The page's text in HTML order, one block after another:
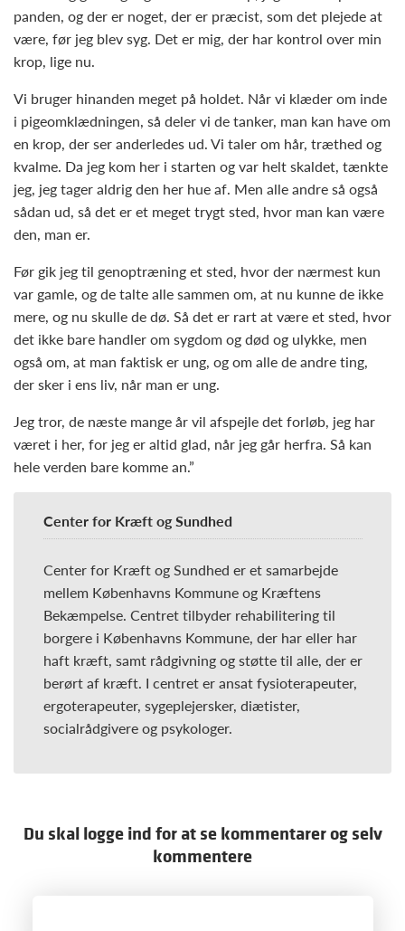
panden, og der er noget, der er præcist, som det plejede at
være, før jeg blev syg. Det er mig, der har kontrol over min
krop, lige nu.
Vi bruger hinanden meget på holdet. Når vi klæder om inde
i pigeomklædningen, så deler vi de tanker, man kan have om
en krop, der ser anderledes ud. Vi taler om hår, træthed og
kvalme. Da jeg kom her i starten og var helt skaldet, tænkte
jeg, jeg tager aldrig den her hue af. Men alle andre så også
sådan ud, så det er et meget trygt sted, hvor man kan være
den, man er.
Før gik jeg til genoptræning et sted, hvor der nærmest kun
var gamle, og de talte alle sammen om, at nu kunne de ikke
mere, og nu skulle de dø. Så det er rart at være et sted, hvor
det ikke bare handler om sygdom og død og ulykke, men
også om, at man faktisk er ung, og om alle de andre ting,
der sker i ens liv, når man er ung.
Jeg tror, de næste mange år vil afspejle det forløb, jeg har
været i her, for jeg er altid glad, når jeg går herfra. Så kan
hele verden bare komme an.”
Center for Kræft og Sundhed
Center for Kræft og Sundhed er et samarbejde
mellem Københavns Kommune og Kræftens
Bekæmpelse. Centret tilbyder rehabilitering til
borgere i Københavns Kommune, der har eller har
haft kræft, samt rådgivning og støtte til alle, der er
berørt af kræft. I centret er ansat fysioterapeuter,
ergoterapeuter, sygeplejersker, diætister,
socialrådgivere og psykologer.
Du skal logge ind for at se kommentarer og selv
kommentere